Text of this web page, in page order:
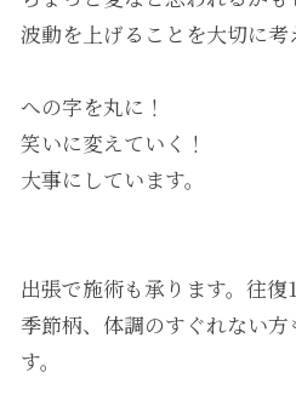
波動を上げることを大切に考
への字を丸に！
笑いに変えていく！
大事にしています。
出張で施術も承ります。往復
季節柄、体調のすぐれない
す。